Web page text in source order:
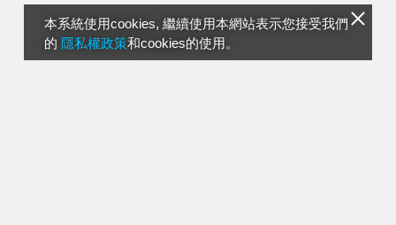
本系統使用cookies, 繼續使用本網站表示您接受我們
的 隱私權政策和cookies的使用。